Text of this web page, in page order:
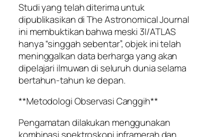
Studi yang telah diterima untuk
dipublikasikan di The Astronomical Journal
ini membuktikan bahwa meski 3I/ATLAS
hanya “singgah sebentar”, objek ini telah
meninggalkan data berharga yang akan
dipelajari ilmuwan di seluruh dunia selama
bertahun-tahun ke depan.
**Metodologi Observasi Canggih**
Pengamatan dilakukan menggunakan
kombinasi spektroskopi inframerah dan